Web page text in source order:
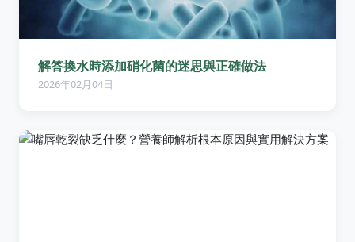
解答換水時添加硝化菌的迷思與正確做法
2026年02月04日